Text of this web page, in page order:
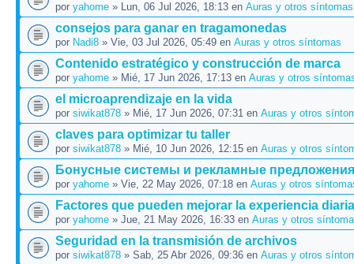
por yahome » Lun, 06 Jul 2026, 18:13 en Auras y otros síntomas
consejos para ganar en tragamonedas
por Nadi8 » Vie, 03 Jul 2026, 05:49 en Auras y otros síntomas
Contenido estratégico y construcción de marca
por yahome » Mié, 17 Jun 2026, 17:13 en Auras y otros
el microaprendizaje en la vida
por siwikat878 » Mié, 17 Jun 2026, 07:31 en Auras y otros
claves para optimizar tu taller
por siwikat878 » Mié, 10 Jun 2026, 12:15 en Auras y otros
Бонусные системы и рекламные предложения
por yahome » Vie, 22 May 2026, 07:18 en Auras y otros
Factores que pueden mejorar la experiencia diaria
por yahome » Jue, 21 May 2026, 16:33 en Auras y otros
Seguridad en la transmisión de archivos
por siwikat878 » Sab, 25 Abr 2026, 09:36 en Auras y otros